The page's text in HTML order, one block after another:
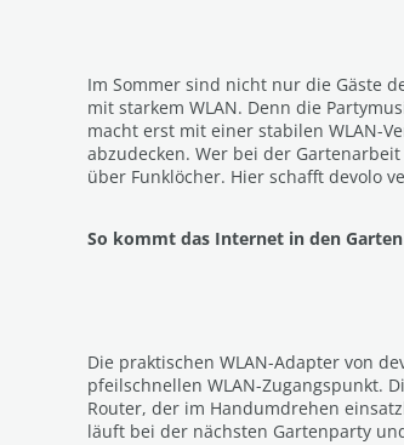
Im Sommer sind nicht nur die Gäste
mit starkem WLAN. Denn die
macht erst mit einer stabilen WLAN-
abzudecken. Wer bei der
über Funklöcher. Hier schafft devolo
So kommt das Internet in den Garten
Die praktischen WLAN-Adapter von
pfeilschnellen WLAN-Zugangspunkt.
Router, der im Handumdrehen
läuft bei der nächsten Gartenparty